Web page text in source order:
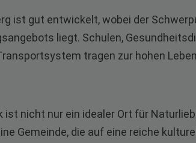
ist gut entwickelt, wobei der
liegt. Schulen,
tragen zur hohen
nicht nur ein idealer Ort für
Gemeinde, die auf eine reiche